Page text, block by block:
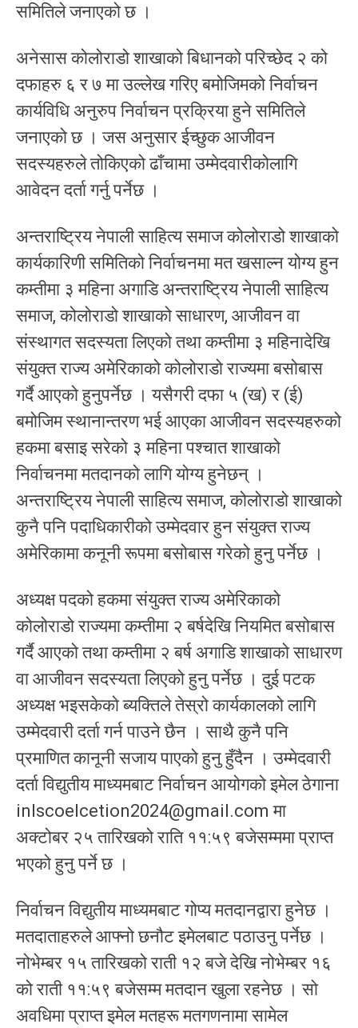
समितिले जनाएको छ ।
अनेसास कोलोराडो शाखाको बिधानको परिच्छेद २ को
दफाहरु ६ र ७ मा उल्लेख गरिए बमोजिमको निर्वाचन
कार्यविधि अनुरुप निर्वाचन प्रक्रिया हुने समितिले
जनाएको छ । जस अनुसार ईच्छुक आजीवन
सदस्यहरुले तोकिएको ढाँचामा उम्मेदवारीकोलागि
आवेदन दर्ता गर्नु पर्नेछ ।
अन्तराष्ट्रिय नेपाली साहित्य समाज कोलोराडो शाखाको
कार्यकारिणी समितिको निर्वाचनमा मत खसाल्न योग्य हुन
कम्तीमा ३ महिना अगाडि अन्तराष्ट्रिय नेपाली साहित्य
समाज, कोलोराडो शाखाको साधारण, आजीवन वा
संस्थागत सदस्यता लिएको तथा कम्तीमा ३ महिनादेखि
संयुक्त राज्य अमेरिकाको कोलोराडो राज्यमा बसोबास
गर्दै आएको हुनुपर्नेछ । यसैगरी दफा ५ (ख) र (ई)
बमोजिम स्थानान्तरण भई आएका आजीवन सदस्यहरुको
हकमा बसाइ सरेको ३ महिना पश्चात शाखाको
निर्वाचनमा मतदानको लागि योग्य हुनेछन् ।
अन्तराष्ट्रिय नेपाली साहित्य समाज, कोलोराडो शाखाको
कुनै पनि पदाधिकारीको उम्मेदवार हुन संयुक्त राज्य
अमेरिकामा कनूनी रूपमा बसोबास गरेको हुनु पर्नेछ ।
अध्यक्ष पदको हकमा संयुक्त राज्य अमेरिकाको
कोलोराडो राज्यमा कम्तीमा २ बर्षदेखि नियमित बसोबास
गर्दै आएको तथा कम्तीमा २ बर्ष अगाडि शाखाको साधारण
वा आजीवन सदस्यता लिएको हुनु पर्नेछ । दुई पटक
अध्यक्ष भइसकेको ब्यक्तिले तेस्रो कार्यकालको लागि
उम्मेदवारी दर्ता गर्न पाउने छैन । साथै कुनै पनि
प्रमाणित कानूनी सजाय पाएको हुनु हुँदैन । उम्मेदवारी
दर्ता विद्युतीय माध्यमबाट निर्वाचन आयोगको इमेल ठेगाना
inlscoelcetion2024@gmail.com मा
अक्टोबर २५ तारिखको राति ११:५९ बजेसम्ममा प्राप्त
भएको हुनु पर्ने छ ।
निर्वाचन विद्युतीय माध्यमबाट गोप्य मतदानद्वारा हुनेछ ।
मतदाताहरुले आफ्नो छनौट इमेलबाट पठाउनु पर्नेछ ।
नोभेम्बर १५ तारिखको राती १२ बजे देखि नोभेम्बर १६
को राती ११:५९ बजेसम्म मतदान खुला रहनेछ । सो
अवधिमा प्राप्त इमेल मतहरू मतगणनामा सामेल